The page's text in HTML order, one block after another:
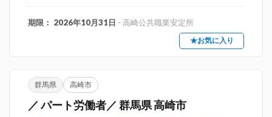
期限： 2026年10月31日 - 高崎公共職業安定所
★お気に入り
群馬県 高崎市
／ パート労働者／ 群馬県 高崎市